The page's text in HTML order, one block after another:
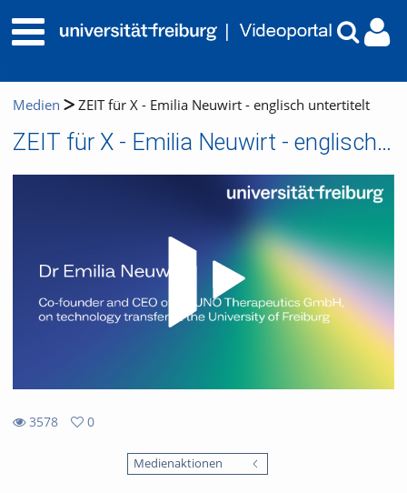
Medien ZEIT für X - Emilia Neuwirt - englisch untertitelt
ZEIT für X - Emilia Neuwirt - englisch untertitelt
3578
0
Medienaktionen